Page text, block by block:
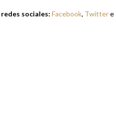
sociales: Facebook, Twittere